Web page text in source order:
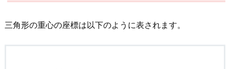
三角形の重心の座標は以下のように表されます。